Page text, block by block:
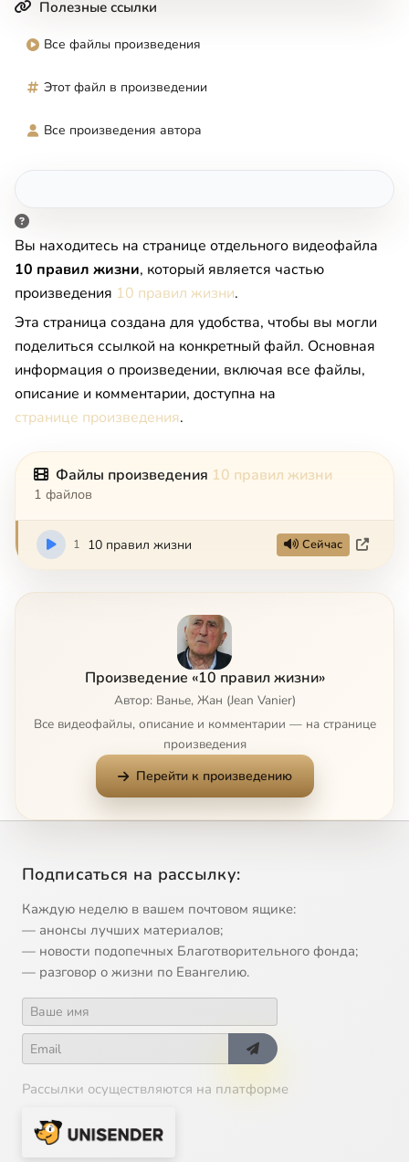
Полезные ссылки
Все файлы произведения
Этот файл в произведении
Все произведения автора
Вы находитесь на странице отдельного видеофайла
10 правил жизни, который является частью
произведения 10 правил жизни.
Эта страница создана для удобства, чтобы вы могли
поделиться ссылкой на конкретный файл. Основная
информация о произведении, включая все файлы,
описание и комментарии, доступна на
странице произведения.
Файлы произведения 10 правил жизни
1 файлов
1 10 правил жизни Сейчас
Произведение «10 правил жизни»
Автор: Ванье, Жан (Jean Vanier)
Все видеофайлы, описание и комментарии — на странице
произведения
Перейти к произведению
Подписаться на рассылку:
Каждую неделю в вашем почтовом ящике:
— анонсы лучших материалов;
— новости подопечных Благотворительного фонда;
— разговор о жизни по Евангелию.
Рассылки осуществляются на платформе